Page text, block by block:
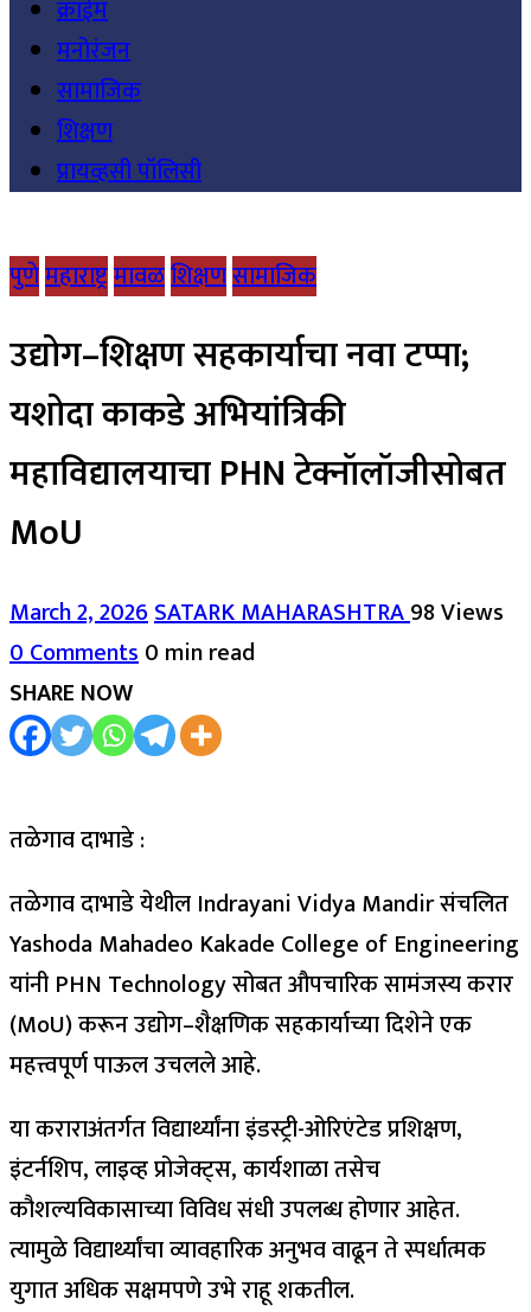
क्राईम
मनोरंजन
सामाजिक
शिक्षण
प्रायव्हसी पॉलिसी
पुणेमहाराष्ट्रमावळशिक्षणसामाजिक
उद्योग–शिक्षण सहकार्याचा नवा टप्पा;
यशोदा काकडे अभियांत्रिकी
महाविद्यालयाचा PHN टेक्नॉलॉजीसोबत
MoU
March 2, 2026SATARK MAHARASHTRA98 Views
0 Comments0 min read
SHARE NOW
तळेगाव दाभाडे :
तळेगाव दाभाडे येथील Indrayani Vidya Mandir संचलित
Yashoda Mahadeo Kakade College of Engineering
यांनी PHN Technology सोबत औपचारिक सामंजस्य करार
(MoU) करून उद्योग–शैक्षणिक सहकार्याच्या दिशेने एक
महत्त्वपूर्ण पाऊल उचलले आहे.
या कराराअंतर्गत विद्यार्थ्यांना इंडस्ट्री-ओरिएंटेड प्रशिक्षण,
इंटर्नशिप, लाइव्ह प्रोजेक्ट्स, कार्यशाळा तसेच
कौशल्यविकासाच्या विविध संधी उपलब्ध होणार आहेत.
त्यामुळे विद्यार्थ्यांचा व्यावहारिक अनुभव वाढून ते स्पर्धात्मक
युगात अधिक सक्षमपणे उभे राहू शकतील.